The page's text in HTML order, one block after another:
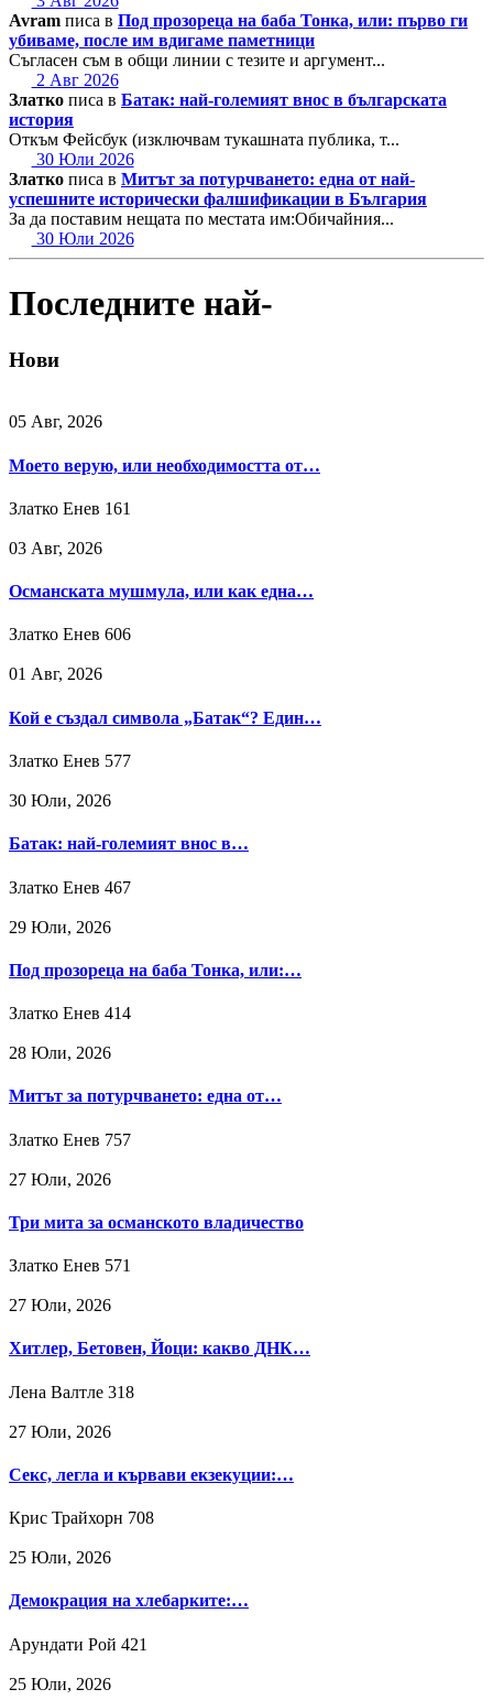
Avram писа в Под прозореца на баба Тонка, или: първо ги
убиваме, после им вдигаме паметници
Съгласен съм в общи линии с тезите и аргумент...
2 Авг 2026
Златко писа в Батак: най-големият внос в българската
история
Откъм Фейсбук (изключвам тукашната публика, т...
30 Юли 2026
Златко писа в Митът за потурчването: една от най-
успешните исторически фалшификации в България
За да поставим нещата по местата им:Обичайния...
30 Юли 2026
Последните най-
Нови
05 Авг, 2026
Моето верую, или необходимостта от…
Златко Енев 161
03 Авг, 2026
Османската мушмула, или как една…
Златко Енев 606
01 Авг, 2026
Кой е създал символа „Батак“? Един…
Златко Енев 577
30 Юли, 2026
Батак: най-големият внос в…
Златко Енев 467
29 Юли, 2026
Под прозореца на баба Тонка, или:…
Златко Енев 414
28 Юли, 2026
Митът за потурчването: една от…
Златко Енев 757
27 Юли, 2026
Три мита за османското владичество
Златко Енев 571
27 Юли, 2026
Хитлер, Бетовен, Йоци: какво ДНК…
Лена Валтле 318
27 Юли, 2026
Секс, легла и кървави екзекуции:…
Крис Трайхорн 708
25 Юли, 2026
Демокрация на хлебарките:…
Арундати Рой 421
25 Юли, 2026